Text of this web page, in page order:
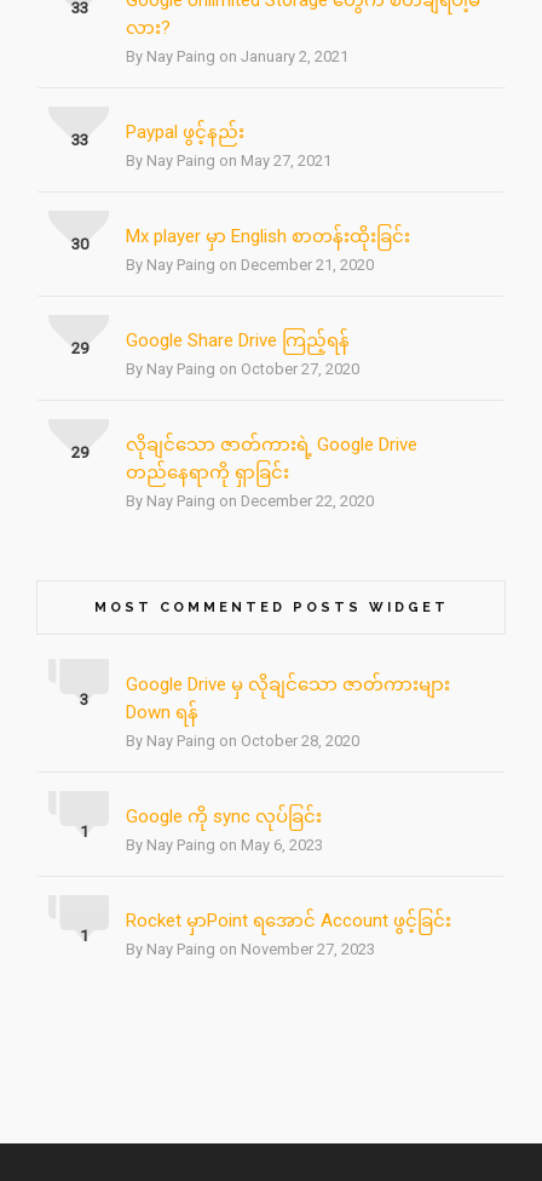
လား?
By Nay Paing on January 2, 2021
33
Paypal ဖွင့်နည်း
By Nay Paing on May 27, 2021
33
Mx player မှာ English စာတန်းထိုးခြင်း
By Nay Paing on December 21, 2020
30
Google Share Drive ကြည့်ရန်
By Nay Paing on October 27, 2020
29
လိုချင်သော ဇာတ်ကားရဲ့ Google Drive
တည်နေရာကို ရှာခြင်း
By Nay Paing on December 22, 2020
29
MOST COMMENTED POSTS WIDGET
Google Drive မှ လိုချင်သော ဇာတ်ကားများ
Down ရန်
By Nay Paing on October 28, 2020
3
Google ကို sync လုပ်ခြင်း
By Nay Paing on May 6, 2023
1
Rocket မှာPoint ရအောင် Account ဖွင့်ခြင်း
By Nay Paing on November 27, 2023
1